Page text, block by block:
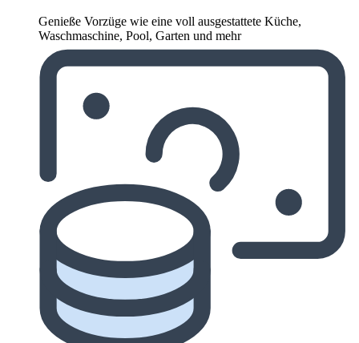
Genieße Vorzüge wie eine voll ausgestattete Küche,
Waschmaschine, Pool, Garten und mehr